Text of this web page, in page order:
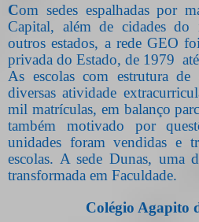
Com sedes espalhadas por
Capital, além de cidades
outros estados, a rede GEO
privada do Estado, de 1979
As escolas com estrutura
diversas atividade
mil matrículas, em balanço
também motivado por
unidades foram vendidas e
escolas. A sede Dunas, uma
transformada em Faculdade.
Colégio Agapito